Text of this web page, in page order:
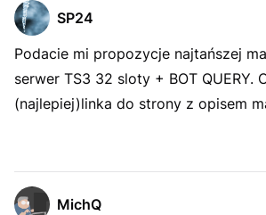
SP24
Podacie mi propozycje najtańszej
serwer TS3 32 sloty + BOT QUERY.
(najlepiej)linka do strony z opisem
MichQ